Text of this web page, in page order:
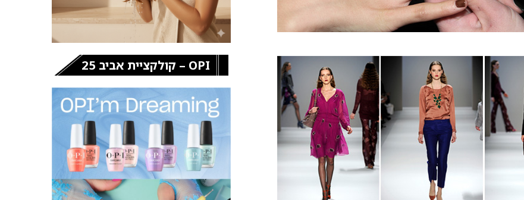
OPI – קולקציית אביב 25